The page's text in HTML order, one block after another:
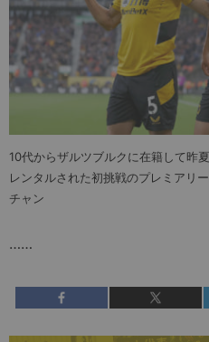
10代からザルツブルクに在籍して昨
レンタルされた初挑戦のプレミアリ
チャン
……